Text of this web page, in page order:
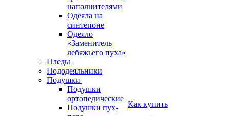
наполнителями
Одеяла на
синтепоне
Одеяло
«Заменитель
лебяжьего пуха»
Пледы
Пододеяльники
Подушки
Подушки
ортопедические
Подушки пух-
Как купить